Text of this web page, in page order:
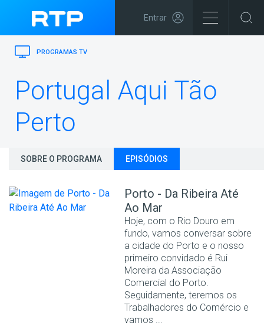
Entrar
PROGRAMAS TV
Portugal Aqui Tão
Perto
SOBRE O PROGRAMA EPISÓDIOS
Porto - Da Ribeira Até
Ao Mar
Hoje, com o Rio Douro em
fundo, vamos conversar sobre
a cidade do Porto e o nosso
primeiro convidado é Rui
Moreira da Associação
Comercial do Porto.
Seguidamente, teremos os
Trabalhadores do Comércio e
vamos ...